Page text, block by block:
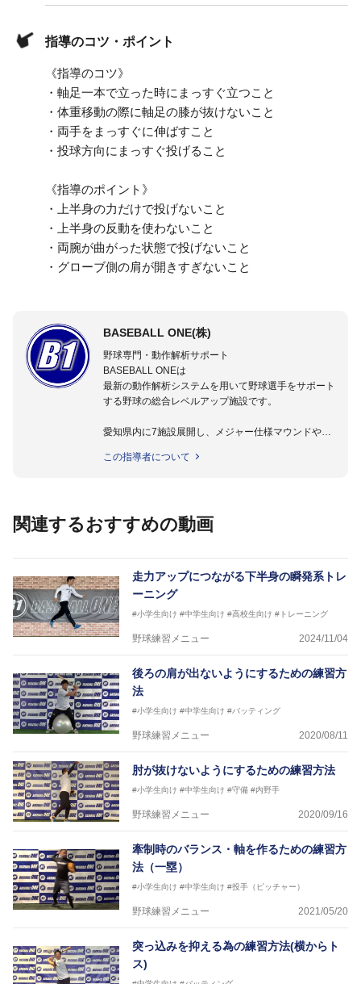
指導のコツ・ポイント
《指導のコツ》
・軸足一本で立った時にまっすぐ立つこと
・体重移動の際に軸足の膝が抜けないこと
・両手をまっすぐに伸ばすこと
・投球方向にまっすぐ投げること
《指導のポイント》
・上半身の力だけで投げないこと
・上半身の反動を使わないこと
・両腕が曲がった状態で投げないこと
・グローブ側の肩が開きすぎないこと
BASEBALL ONE(株)
野球専門・動作解析サポート
BASEBALL ONEは
最新の動作解析システムを用いて野球選手をサポート
する野球の総合レベルアップ施設です。
愛知県内に7施設展開し、メジャー仕様マウンドやト
動作解析システムを用いて、小学生からプロ野球選手
この指導者について
関連するおすすめの動画
走力アップにつながる下半身の瞬発系トレ
ーニング
#小学生向け #中学生向け #高校生向け #トレーニング
野球練習メニュー 2024/11/04
後ろの肩が出ないようにするための練習方
法
#小学生向け #中学生向け #バッティング
野球練習メニュー 2020/08/11
肘が抜けないようにするための練習方法
#小学生向け #中学生向け #守備 #内野手
野球練習メニュー 2020/09/16
牽制時のバランス・軸を作るための練習方
法（一塁）
#小学生向け #中学生向け #投手（ピッチャー）
野球練習メニュー 2021/05/20
突っ込みを抑える為の練習方法(横からト
ス)